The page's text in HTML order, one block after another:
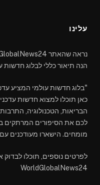
עלינו
הנה תיאור כללי לבלוג חדשות
"בלוג חדשות עולמי המציע
כאן תוכלו למצוא חדשות
הבריאות, הטכנולוגיה,
לכם את הסיפורים המרתקים
מומחים. הישארו מעודכנים
לפרטים נוספים, תוכלו
WorldGlobalNews24